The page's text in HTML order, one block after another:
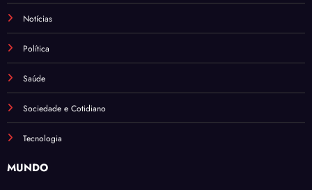
Notícias
Política
Saúde
Sociedade e Cotidiano
Tecnologia
MUNDO